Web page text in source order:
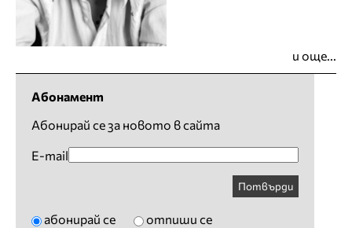
и още...
Абонамент
Абонирай се за новото в сайта
E-mail
Потвърди
абонирай се отпиши се